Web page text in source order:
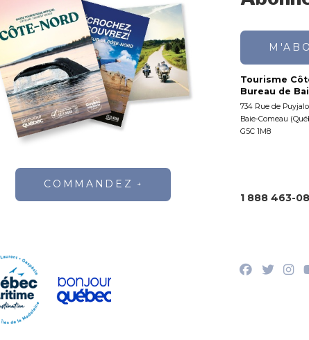
COMMANDEZ
Tourisme
Bureau de
734 Rue de
Baie-Comeau
G5C 1M8
1 888 463-